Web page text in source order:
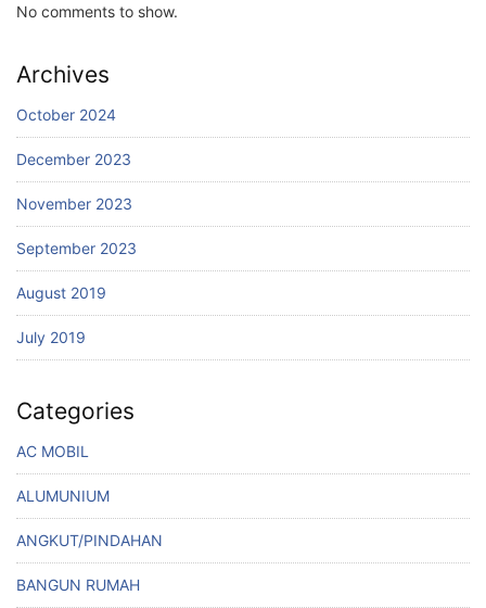
No comments to show.
Archives
October 2024
December 2023
November 2023
September 2023
August 2019
July 2019
Categories
AC MOBIL
ALUMUNIUM
ANGKUT/PINDAHAN
BANGUN RUMAH